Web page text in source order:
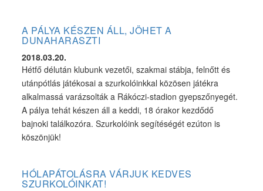
A PÁLYA KÉSZEN ÁLL, JÖHET A
DUNAHARASZTI
2018.03.20.
Hétfő délután klubunk vezetői, szakmai stábja, felnőtt és
utánpótlás játékosai a szurkolóinkkal közösen játékra
alkalmassá varázsolták a Rákóczi-stadion gyepszőnyegét.
A pálya tehát készen áll a keddi, 18 órakor kezdődő
bajnoki találkozóra. Szurkolóink segítéségét ezúton is
köszönjük!
HÓLAPÁTOLÁSRA VÁRJUK KEDVES
SZURKOLÓINKAT!